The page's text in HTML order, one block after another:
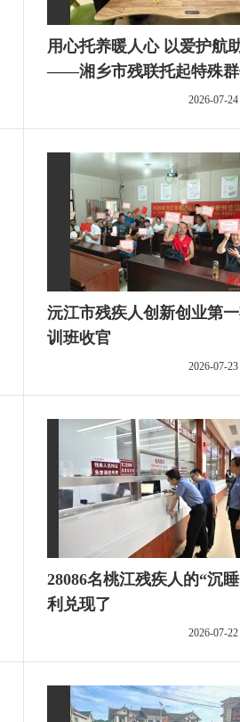
用心托养暖人心 以爱护航
——湘乡市残联托起特殊
2026-07-
沅江市残疾人创新创业第
训班收官
2026-07-
28086名桃江残疾人的“沉
利兑现了
2026-07-